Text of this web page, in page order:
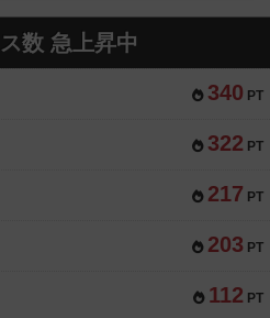
数 急上昇中
340 PT
322 PT
217 PT
203 PT
112 PT